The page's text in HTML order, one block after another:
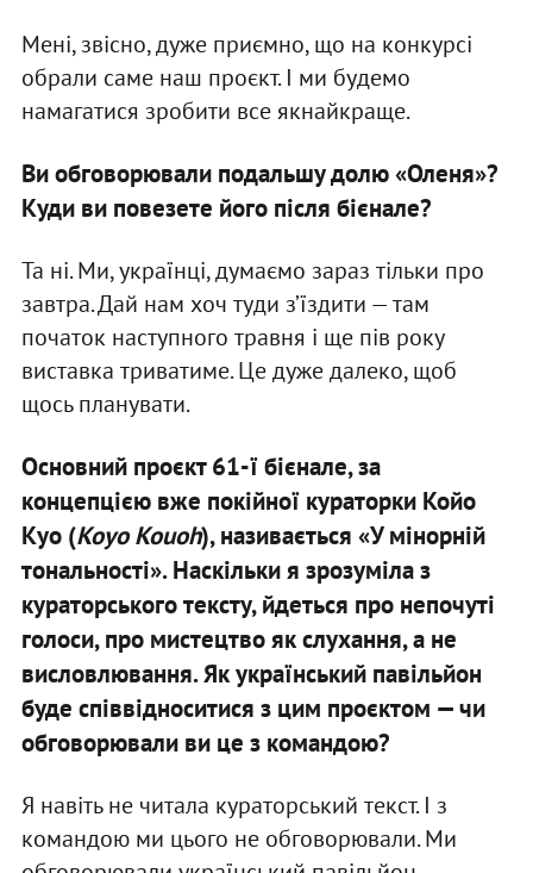
Мені, звісно, дуже приємно, що на конкурсі
обрали саме наш проєкт. І ми будемо
намагатися зробити все якнайкраще.
Ви обговорювали подальшу долю «Оленя»?
Куди ви повезете його після бієнале?
Та ні. Ми, українці, думаємо зараз тільки про
завтра. Дай нам хоч туди з’їздити — там
початок наступного травня і ще пів року
виставка триватиме. Це дуже далеко, щоб
щось планувати.
Основний проєкт 61-ї бієнале, за
концепцією вже покійної кураторки Койо
Куо (Koyo Kouoh), називається «У мінорній
тональності». Наскільки я зрозуміла з
кураторського тексту, йдеться про непочуті
голоси, про мистецтво як слухання, а не
висловлювання. Як український павільйон
буде співвідноситися з цим проєктом — чи
обговорювали ви це з командою?
Я навіть не читала кураторський текст. І з
командою ми цього не обговорювали. Ми